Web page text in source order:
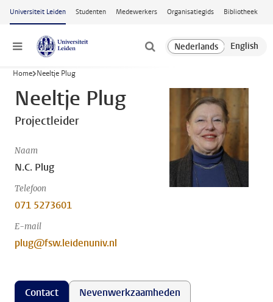
Ga naar hoofdinhoud
Universiteit Leiden Studenten Medewerkers Organisatiegids Bibliotheek
Menu
Home Neeltje Plug
Neeltje Plug
Projectleider
Naam
N.C. Plug
Telefoon
071 5273601
E-mail
plug@fsw.leidenuniv.nl
Contact Nevenwerkzaamheden